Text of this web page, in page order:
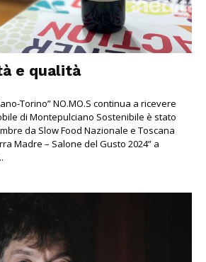
e qualità
continua a ricevere
di Montepulciano Sostenibile è stato
da Slow Food Nazionale e Toscana
Madre – Salone del Gusto 2024” a